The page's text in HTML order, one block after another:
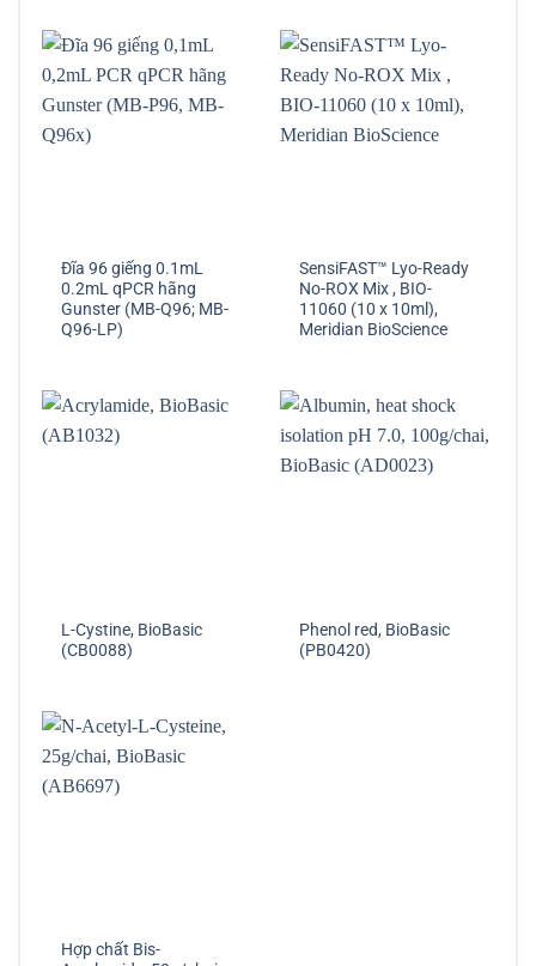
Đĩa 96 giếng 0.1mL
0.2mL qPCR hãng
Gunster (MB-Q96; MB-
Q96-LP)
SensiFAST™ Lyo-Ready
No-ROX Mix , BIO-
11060 (10 x 10ml),
Meridian BioScience
L-Cystine, BioBasic
(CB0088)
Phenol red, BioBasic
(PB0420)
Hợp chất Bis-